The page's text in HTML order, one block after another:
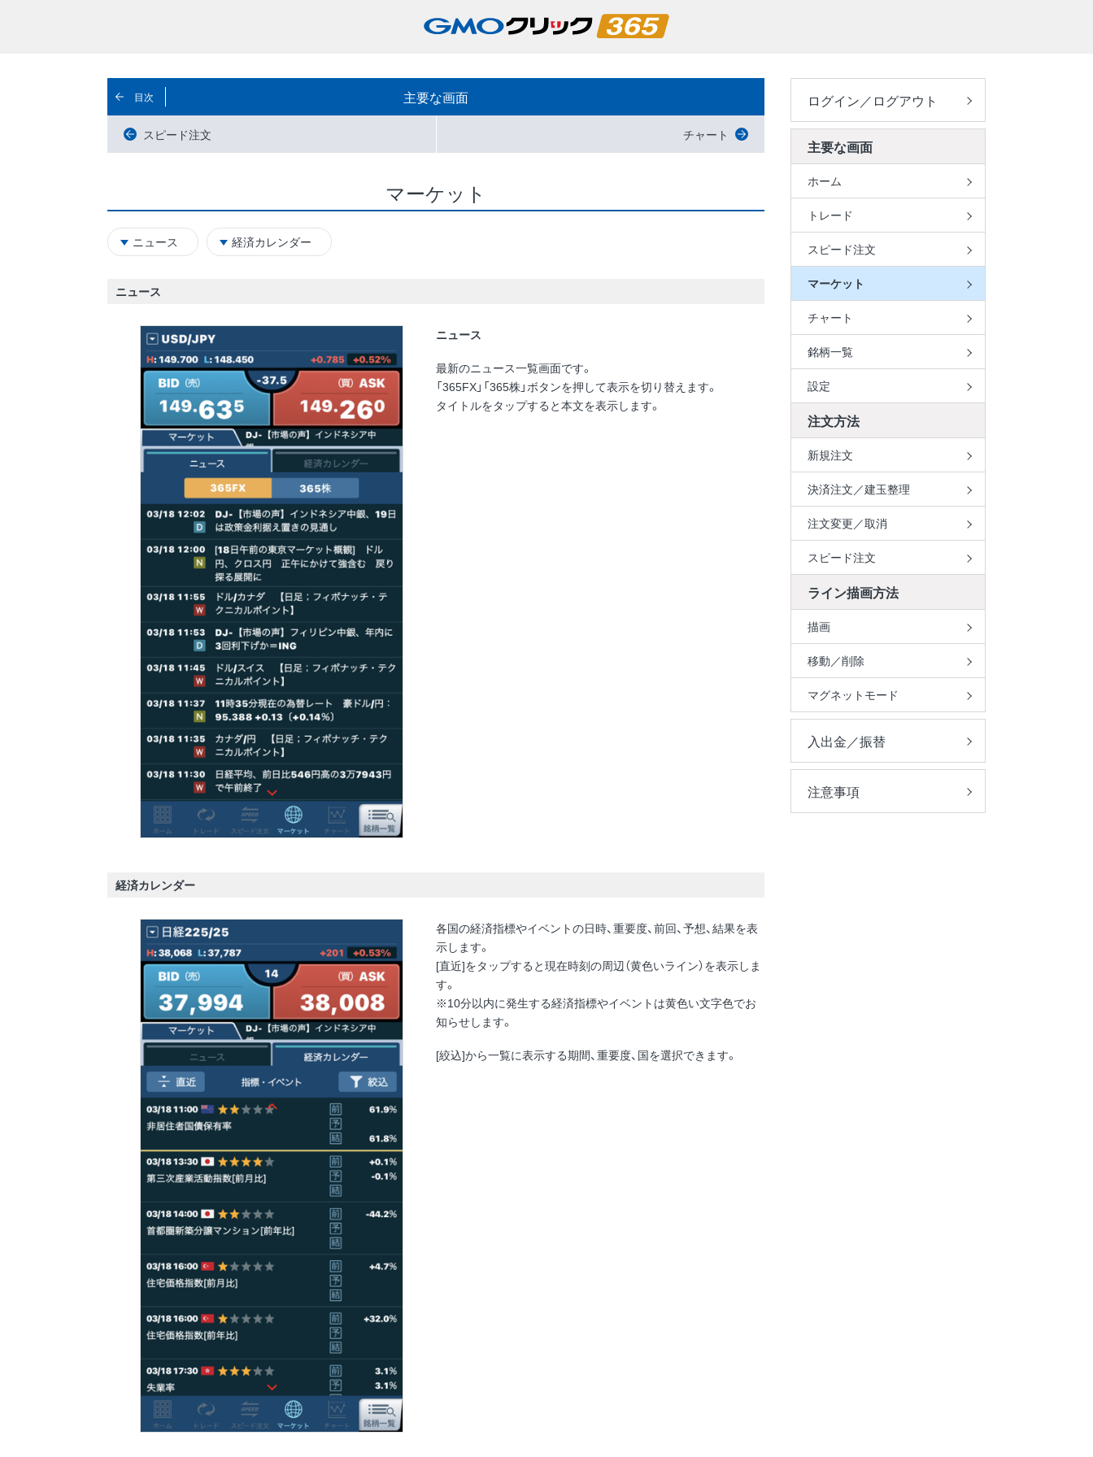
主要な画面
目次
スピード注文 チャート
マーケット
ニュース 経済カレンダー
ニュース
ニュース
最新のニュース一覧画面です。
「365FX」「365株」ボタンを押して表示を切り替えます。
タイトルをタップすると本文を表示します。
経済カレンダー
各国の経済指標やイベントの日時、重要度、前回、予想、結果を表
示します。
[直近]をタップすると現在時刻の周辺（黄色いライン）を表示しま
す。
※10分以内に発生する経済指標やイベントは黄色い文字色でお
知らせします。
[絞込]から一覧に表示する期間、重要度、国を選択できます。
ログイン／ログアウト
主要な画面
ホーム
トレード
スピード注文
マーケット
チャート
銘柄一覧
設定
注文方法
新規注文
決済注文／建玉整理
注文変更／取消
スピード注文
ライン描画方法
描画
移動／削除
マグネットモード
入出金／振替
注意事項